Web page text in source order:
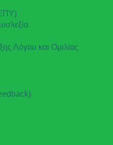
Λόγου και Ομιλίας